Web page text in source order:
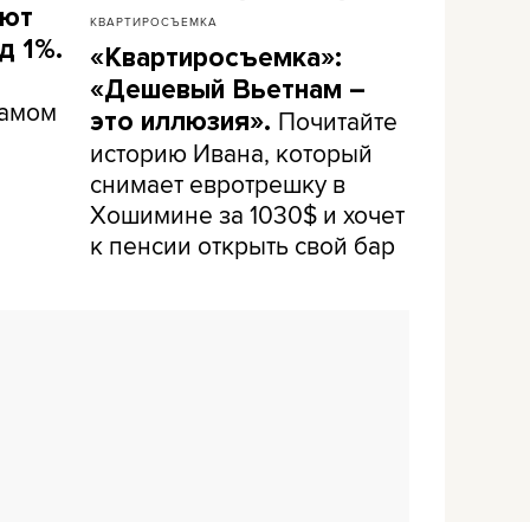
1%.
КВАРТИРОСЪЕМКА
«Квартиросъемка»:
«Дешевый Вьетнам –
это иллюзия». Почитайте
историю Ивана, который
снимает евротрешку в
Хошимине за 1030$ и хочет
к пенсии открыть свой бар